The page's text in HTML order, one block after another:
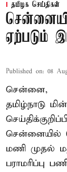
தமிழக செய்திகள்
ஏற்படும்
Published on: 08
சென்னை,
தமிழ்நாடு
சென்னையில்
மணி முதல்
பராமரிப்பு